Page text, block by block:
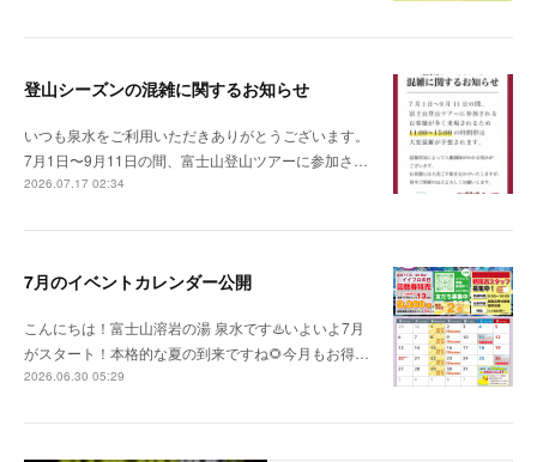
登山シーズンの混雑に関するお知らせ
いつも泉水をご利用いただきありがとうございます。
7月1日〜9月11日の間、富士山登山ツアーに参加さ…
2026.07.17 02:34
7月のイベントカレンダー公開
こんにちは！富士山溶岩の湯 泉水です♨️いよいよ7月
がスタート！本格的な夏の到来ですね🌻今月もお得…
2026.06.30 05:29